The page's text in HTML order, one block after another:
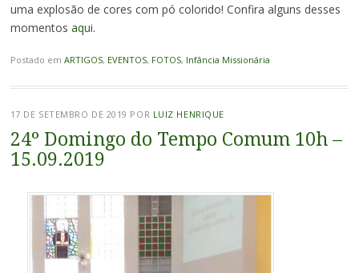
uma explosão de cores com pó colorido! Confira alguns desses
momentos aqui.
Postado em ARTIGOS, EVENTOS, FOTOS, Infância Missionária
17 DE SETEMBRO DE 2019 POR LUIZ HENRIQUE
24º Domingo do Tempo Comum 10h –
15.09.2019